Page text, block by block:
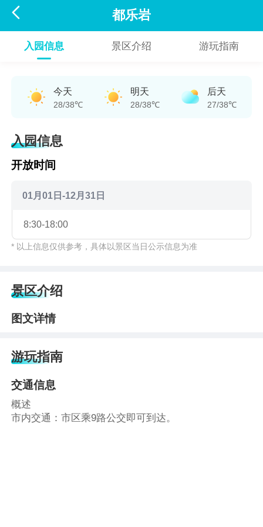
 都乐岩
入园信息 景区介绍 游玩指南
今天
28/38℃
明天
28/38℃
后天
27/38℃
入园信息
开放时间
01月01日-12月31日
8:30-18:00
* 以上信息仅供参考，具体以景区当日公示信息为准
景区介绍
图文详情
游玩指南
交通信息
概述
市内交通：市区乘9路公交即可到达。